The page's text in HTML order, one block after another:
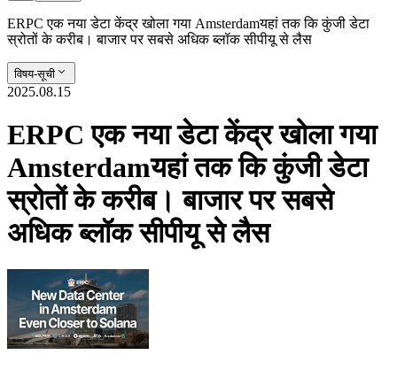
ERPC एक नया डेटा केंद्र खोला गया Amsterdamयहां तक कि कुंजी डेटा
स्रोतों के करीब। बाजार पर सबसे अधिक ब्लॉक सीपीयू से लैस
विषय-सूची
2025.08.15
ERPC एक नया डेटा केंद्र खोला गया
Amsterdamयहां तक कि कुंजी डेटा
स्रोतों के करीब। बाजार पर सबसे
अधिक ब्लॉक सीपीयू से लैस